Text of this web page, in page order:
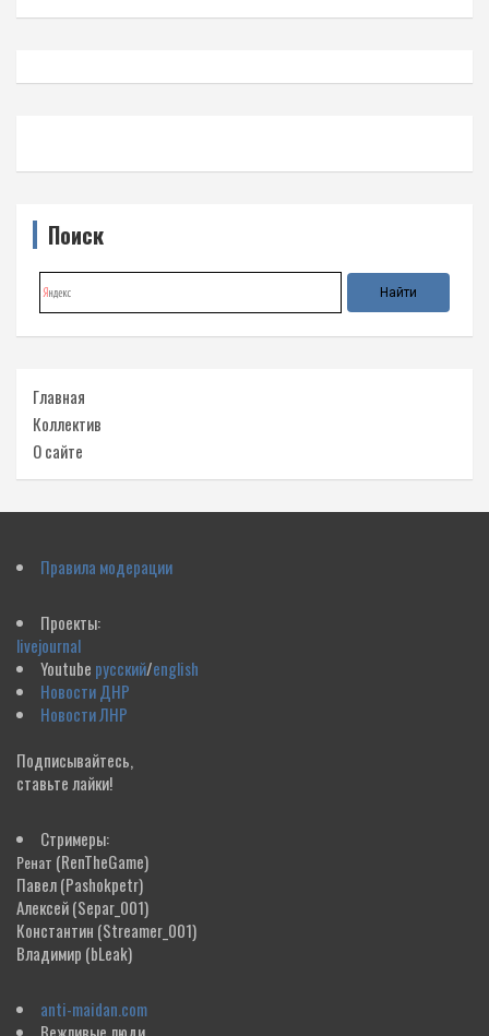
Поиск
Главная
Коллектив
О сайте
Правила модерации
Проекты:
livejournal
Youtube русский/english
Новости ДНР
Новости ЛНР
Подписывайтесь,
ставьте лайки!
Стримеры:
Ренат (RenTheGame)
Павел(Pashokpetr)
Алексей(Separ_001)
Константин (Streamer_001)
Владимир (bLeak)
anti-maidan.com